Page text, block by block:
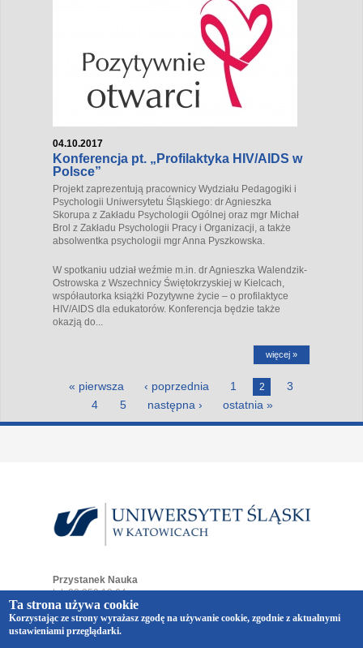
04.10.2017
Konferencja pt. „Profilaktyka HIV/AIDS w
Polsce”
Projekt zaprezentują pracownicy Wydziału Pedagogiki i
Psychologii Uniwersytetu Śląskiego: dr Agnieszka
Skorupa z Zakładu Psychologii Ogólnej oraz mgr Michał
Brol z Zakładu Psychologii Pracy i Organizacji, a także
absolwentka psychologii mgr Anna Pyszkowska.
W spotkaniu udział weźmie m.in. dr Agnieszka Walendzik-
Ostrowska z Wszechnicy Świętokrzyskiej w Kielcach,
współautorka książki Pozytywne życie – o profilaktyce
HIV/AIDS dla edukatorów. Konferencja będzie także
okazją do...
więcej »
« pierwsza ‹ poprzednia 1 2
3
4
5 następna › ostatnia »
Przystanek Nauka
tel. 32 359 19 64
e-mail:przystaneknauka@us.edu.pl
ul. Bankowa 12
40-007 Katowice
Ta strona używa cookie
Korzystając ze strony wyrażasz zgodę na używanie cookie, zgodnie z aktualnymi
ustawieniami przeglądarki.